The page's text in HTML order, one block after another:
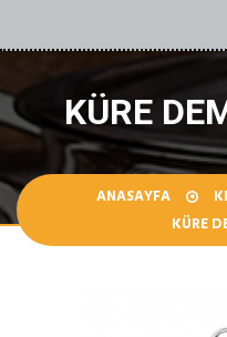
KÜRE
ANASAYFA
KÜRE